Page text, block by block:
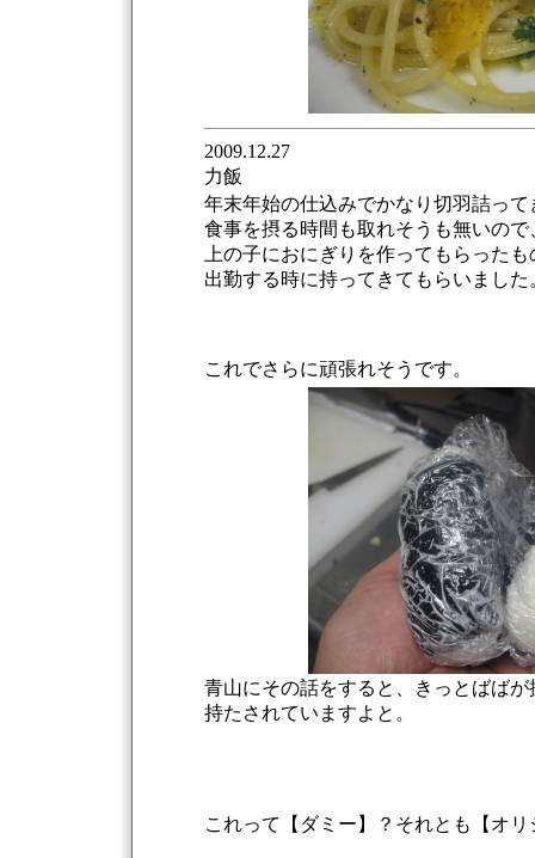
2009.12.27
力飯
年末年始の仕込みでかなり切羽詰って
食事を摂る時間も取れそうも無いの
上の子におにぎりを作ってもらった
出勤する時に持ってきてもらいました
これでさらに頑張れそうです。
青山にその話をすると、きっとばばが
持たされていますよと。
これって【ダミー】？それとも【オリ